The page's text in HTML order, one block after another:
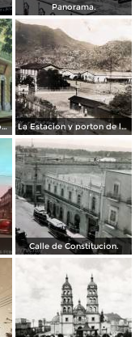
Panorama.
The Durango Clothing Company La Estacion y porton de la fabrica Dinamita.
Calle de Constitucion.